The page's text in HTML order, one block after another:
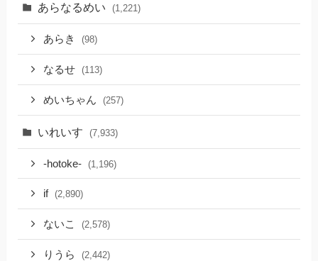
あらなるめい (1,221)
あらき (98)
なるせ (113)
めいちゃん (257)
いれいす (7,933)
-hotoke- (1,196)
if (2,890)
ないこ (2,578)
りうら (2,442)